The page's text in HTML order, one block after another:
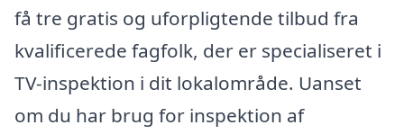
få tre gratis og uforpligtende tilbud fra
kvalificerede fagfolk, der er specialiseret i
TV-inspektion i dit lokalområde. Uanset
om du har brug for inspektion af